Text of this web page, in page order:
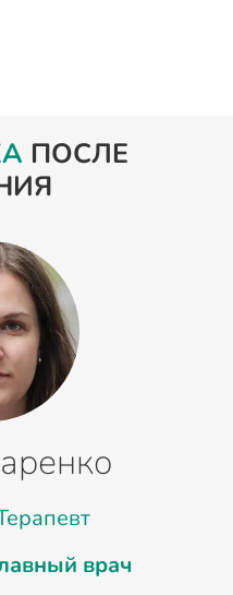
ПОСЛЕ
врач